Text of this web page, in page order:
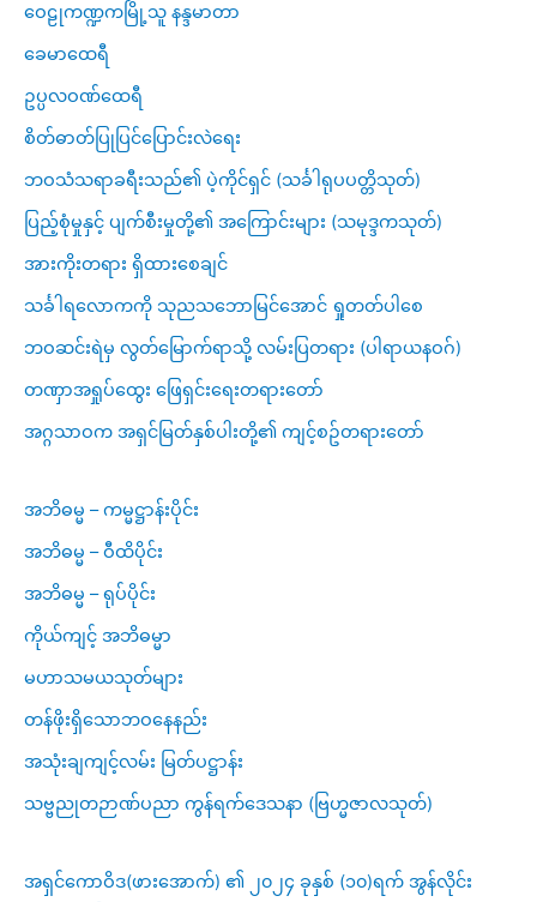
ဝေဠုကဏ္ဍကမြို့သူ နန္ဒမာတာ
ခေမာထေရီ
ဥပ္ပလဝဏ်ထေရီ
စိတ်ဓာတ်ပြုပြင်ပြောင်းလဲရေး
ဘဝသံသရာခရီးသည်၏ ပဲ့ကိုင်ရှင် (သင်္ခါရုပပတ္တိသုတ်)
ပြည့်စုံမှုနှင့် ပျက်စီးမှုတို့၏ အကြောင်းများ (သမုဒ္ဒကသုတ်)
အားကိုးတရား ရှိထားစေချင်
သင်္ခါရလောကကို သုညသဘောမြင်အောင် ရှုတတ်ပါစေ
ဘဝဆင်းရဲမှ လွတ်မြောက်ရာသို့ လမ်းပြတရား (ပါရာယနဝဂ်)
တဏှာအရှုပ်ထွေး ဖြေရှင်းရေးတရားတော်
အဂ္ဂသာဝက အရှင်မြတ်နှစ်ပါးတို့၏ ကျင့်စဥ်တရားတော်
အဘိဓမ္မ – ကမ္မဋ္ဌာန်းပိုင်း
အဘိဓမ္မ – ဝီထိပိုင်း
အဘိဓမ္မ – ရုပ်ပိုင်း
ကိုယ်ကျင့် အဘိဓမ္မာ
မဟာသမယသုတ်များ
တန်ဖိုးရှိသောဘဝနေနည်း
အသုံးချကျင့်လမ်း မြတ်ပဋ္ဌာန်း
သဗ္ဗညုတဉာဏ်ပညာ ကွန်ရက်ဒေသနာ (ဗြဟ္မဇာလသုတ်)
အရှင်ကောဝိဒ(ဖားအောက်) ၏ ၂၀၂၄ ခုနှစ် (၁၀)ရက် အွန်လိုင်း